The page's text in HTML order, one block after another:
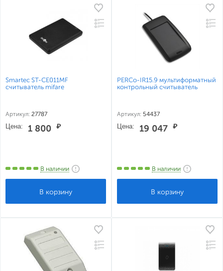
Smartec ST-CE011MF
считыватель mifare
Артикул: 27787
Цена: 1 800 ₽
В наличии
PERCo-IR15.9 мультиформатный
контрольный считыватель
Артикул: 54437
Цена: 19 047 ₽
В наличии